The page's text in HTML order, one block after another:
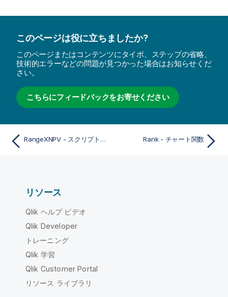
このページは役に立ちましたか?
このページまたはコンテンツにタイポ、ステップの省略、
技術的エラーなどの問題が見つかった場合はお知らせくだ
さい。
こちらにフィードバックをお寄せください
RangeXNPV - スクリプトおよびチャート関数 Rank - チャート関数
リソース
Qlik ヘルプ ビデオ
Qlik Developer
トレーニング
Qlik 学習
Qlik Customer Portal
リソース ライブラリ